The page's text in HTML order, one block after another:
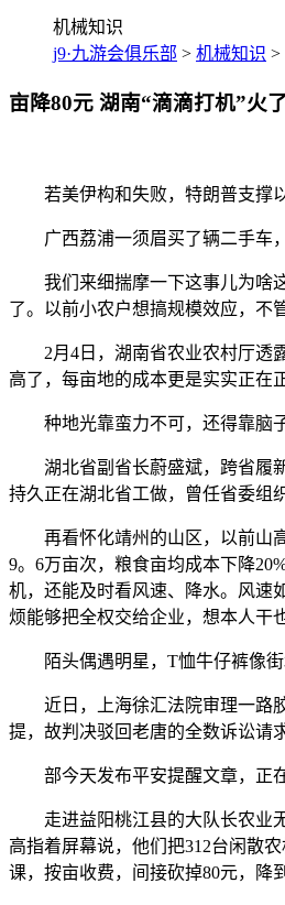
机械知识
j9·九游会俱乐部 > 机械知识 >
亩降80元 湖南“滴滴打机”火
若美伊构和失败，特朗普支撑以
广西荔浦一须眉买了辆二手车，
我们来细揣摩一下这事儿为啥这
了。以前小农户想搞规模效应，不
2月4日，湖南省农业农村厅透露
高了，每亩地的成本更是实实正在
种地光靠蛮力不可，还得靠脑子
湖北省副省长蔚盛斌，跨省履新
持久正在湖北省工做，曾任省委组
再看怀化靖州的山区，以前山高
9。6万亩次，粮食亩均成本下降
机，还能及时看风速、降水。风速
烦能够把全权交给企业，想本人干
陌头偶遇明星，T恤牛仔裤像街
近日，上海徐汇法院审理一路胶
提，故判决驳回老唐的全数诉讼请求
部今天发布平安提醒文章，正在
走进益阳桃江县的大队长农业无
高指着屏幕说，他们把312台闲散
课，按亩收费，间接砍掉80元，降